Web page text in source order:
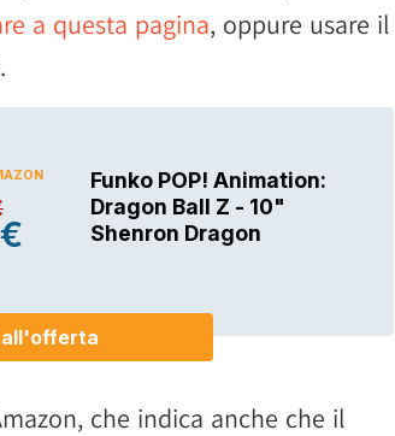
a questa pagina, oppure usare il
che indica anche che il